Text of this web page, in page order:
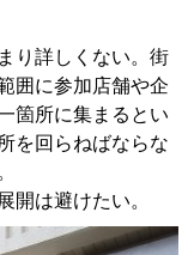
り詳しくない。街
囲に参加店舗や企
箇所に集まるとい
を回らねばならな
開は避けたい。